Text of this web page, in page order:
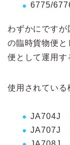
6775/
わずかにです
の臨時貨物便と
便として運用す
使用されている
JA704J
JA707J